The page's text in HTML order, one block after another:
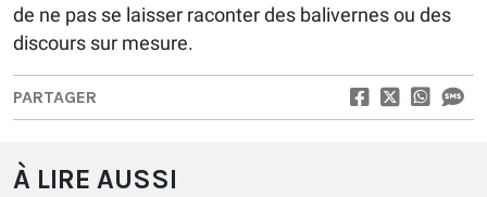
de ne pas se laisser raconter des balivernes ou des
discours sur mesure.
PARTAGER
À LIRE AUSSI